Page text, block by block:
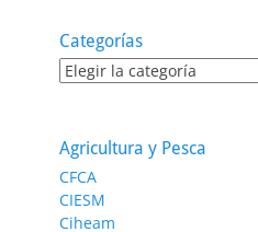
Categorías
Categorías
Agricultura y Pesca
CFCA
CIESM
Ciheam